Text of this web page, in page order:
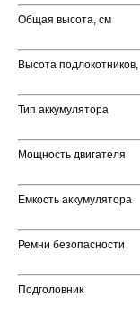
Общая высота, см
Высота
Тип аккумулятора
Мощность двигателя
Емкость аккумулятора
Ремни безопасности
Подголовник